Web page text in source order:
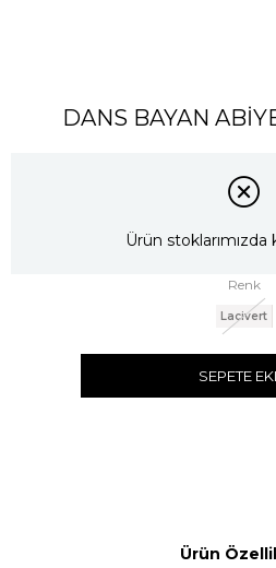
DANS BAYAN
Ürün stoklarımızda
Renk
Lacivert
SEPETE
Ürün